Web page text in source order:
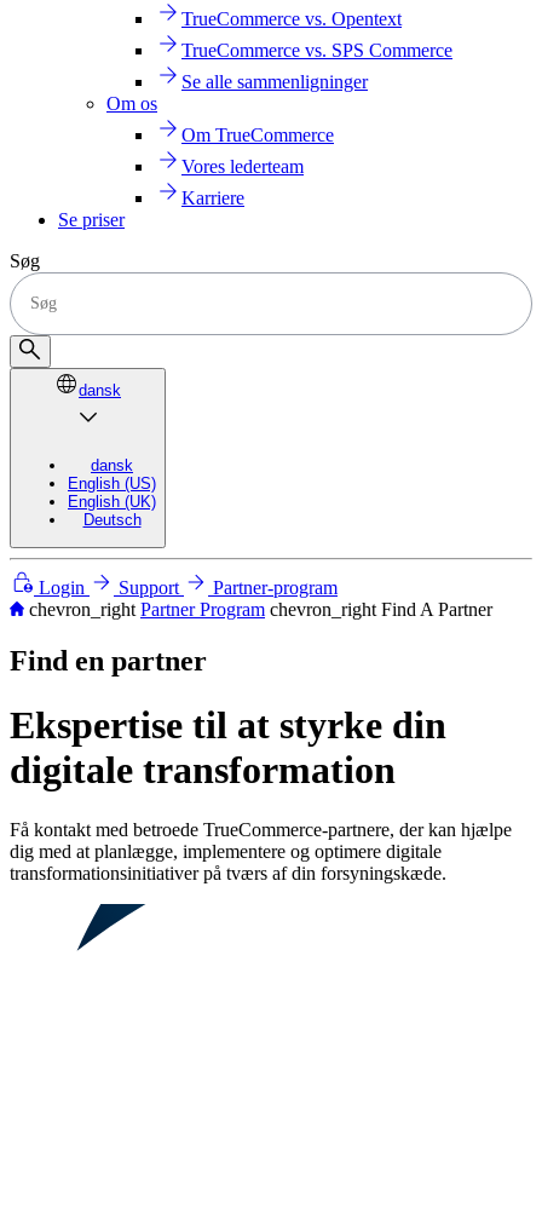
TrueCommerce vs. Opentext
TrueCommerce vs. SPS Commerce
Se alle sammenligninger
Om os
Om TrueCommerce
Vores lederteam
Karriere
Se priser
Søg
dansk
dansk
English (US)
English (UK)
Deutsch
Login Support
Partner-program
chevron_right Partner Program chevron_right Find A Partner
Find en partner
Ekspertise til at styrke din
digitale transformation
Få kontakt med betroede TrueCommerce-partnere, der kan hjælpe
dig med at planlægge, implementere og optimere digitale
transformationsinitiativer på tværs af din forsyningskæde.